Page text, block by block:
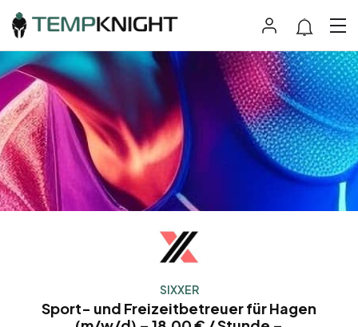
SIXXER
Sport- und Freizeitbetreuer für Hagen